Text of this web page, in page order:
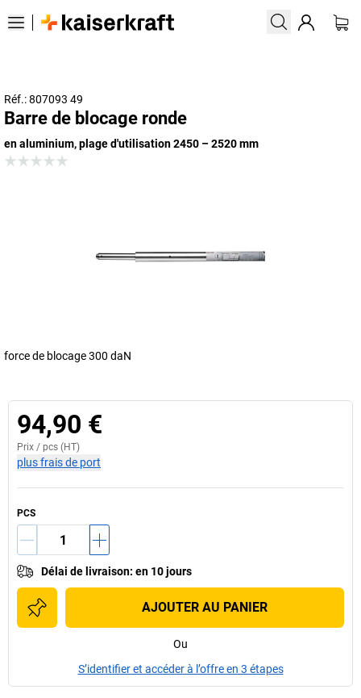
Réf.: 807093 49
Barre de blocage ronde
en aluminium, plage d'utilisation 2450 – 2520 mm
force de blocage 300 daN
94,90 €
Prix / pcs (HT)
plus frais de port
PCS
Délai de livraison: en 10 jours
AJOUTER AU PANIER
Ou
S’identifier et accéder à l’offre en 3 étapes